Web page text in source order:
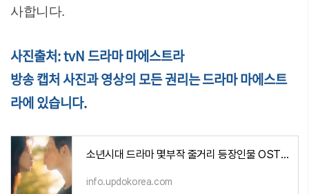
사합니다.
사진출처: tvN 드라마 마에스트라
방송 캡처 사진과 영상의 모든 권리는 드라마 마에스트
라에 있습니다.
소년시대 드라마 몇부작 줄거리 등장인물 OST 및 결말
info.updokorea.com